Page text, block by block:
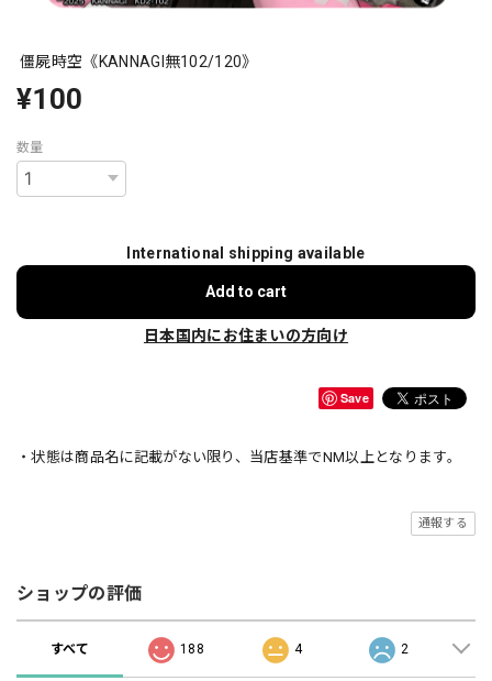
僵屍時空《KANNAGI無102/120》
¥100
数量
International shipping available
Add to cart
日本国内にお住まいの方向け
Save
・状態は商品名に記載がない限り、当店基準でNM以上となります。
通報する
ショップの評価
すべて 188 4 2